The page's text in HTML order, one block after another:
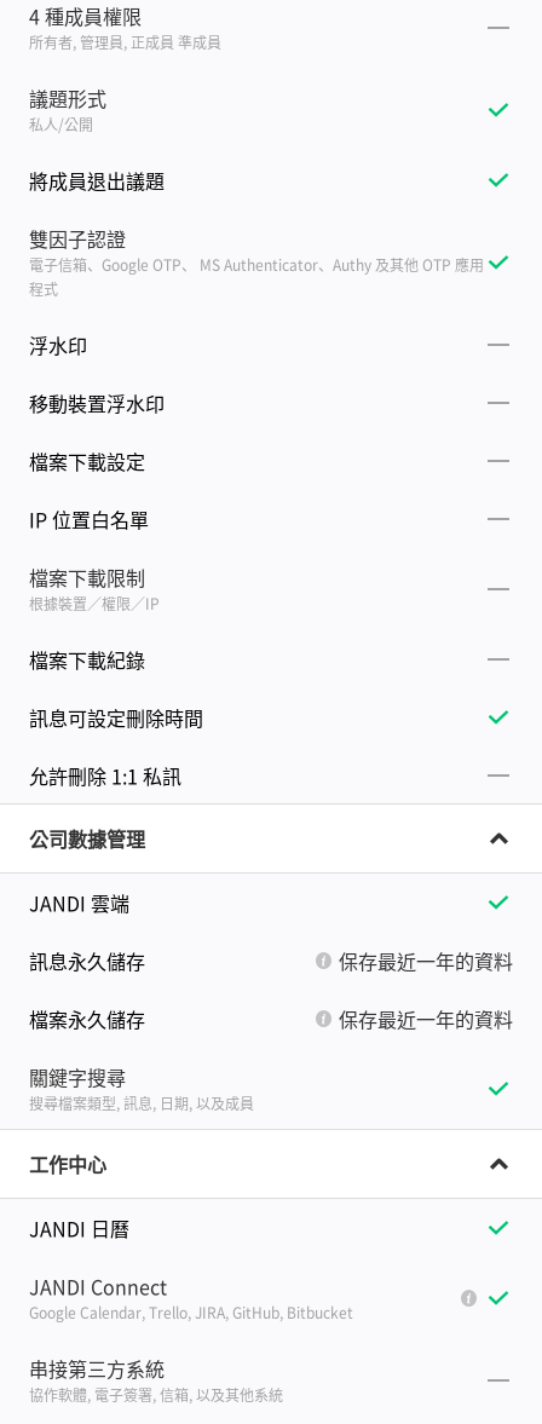
4 種成員權限
所有者, 管理員, 正成員 準成員
議題形式
私人/公開
將成員退出議題
雙因子認證
電子信箱、Google OTP、 MS Authenticator、Authy 及其他 OTP 應用
程式
浮水印
移動裝置浮水印
檔案下載設定
IP 位置白名單
檔案下載限制
根據裝置／權限／IP
檔案下載紀錄
訊息可設定刪除時間
允許刪除 1:1 私訊
公司數據管理
JANDI 雲端
訊息永久儲存
保存最近一年的資料
檔案永久儲存
保存最近一年的資料
關鍵字搜尋
搜尋檔案類型, 訊息, 日期, 以及成員
工作中心
JANDI 日曆
JANDI Connect
Google Calendar, Trello, JIRA, GitHub, Bitbucket
串接第三方系統
協作軟體, 電子簽署, 信箱, 以及其他系統